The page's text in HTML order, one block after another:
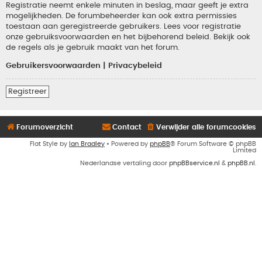
Registratie neemt enkele minuten in beslag, maar geeft je extra
mogelijkheden. De forumbeheerder kan ook extra permissies
toestaan aan geregistreerde gebruikers. Lees voor registratie
onze gebruiksvoorwaarden en het bijbehorend beleid. Bekijk ook
de regels als je gebruik maakt van het forum.
Gebruikersvoorwaarden Privacybeleid
Registreer
Forumoverzicht Verwijder alle forumcookies
Contact
Flat Style by Ian Bradley • Powered by phpBB® Forum Software © phpBB
Limited
Nederlandse vertaling door phpBBservice.nl & phpBB.nl .